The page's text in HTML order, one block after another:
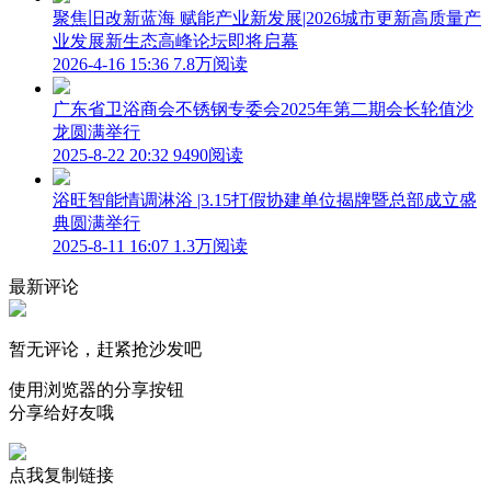
聚焦旧改新蓝海 赋能产业新发展|2026城市更新高质量产
业发展新生态高峰论坛即将启幕
2026-4-16 15:36 7.8万阅读
广东省卫浴商会不锈钢专委会2025年第二期会长轮值沙
龙圆满举行
2025-8-22 20:32 9490阅读
浴旺智能情调淋浴 |3.15打假协建单位揭牌暨总部成立盛
典圆满举行
2025-8-11 16:07 1.3万阅读
最新评论
暂无评论，赶紧抢沙发吧
使用浏览器的分享按钮
分享给好友哦
点我复制链接